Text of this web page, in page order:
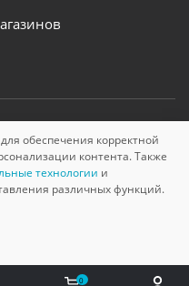
2026
0
обеспечения корректной
контента. Также
технологии и
различных функций.